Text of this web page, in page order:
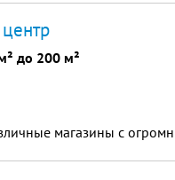
до 200 м²
магазины с